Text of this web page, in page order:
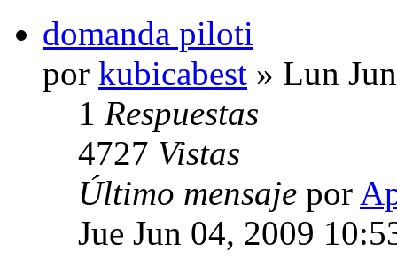
domanda piloti
por kubicabest » Lun
1 Respuestas
4727 Vistas
Último mensaje por
Jue Jun 04, 2009